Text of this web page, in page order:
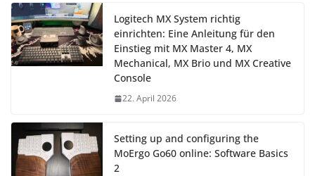
Logitech MX System richtig
einrichten: Eine Anleitung für den
Einstieg mit MX Master 4, MX
Mechanical, MX Brio und MX Creative
Console
22. April 2026
Setting up and configuring the
MoErgo Go60 online: Software Basics
2